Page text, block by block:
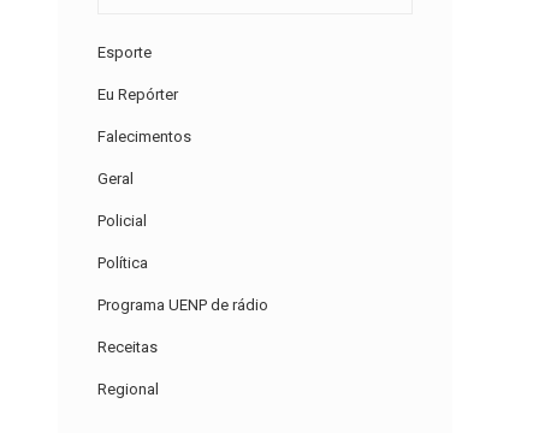
Esporte
Eu Repórter
Falecimentos
Geral
Policial
Política
Programa UENP de rádio
Receitas
Regional